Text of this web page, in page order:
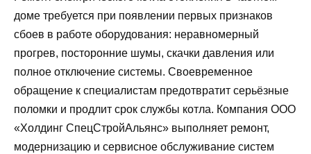
доме требуется при появлении первых признаков
сбоев в работе оборудования: неравномерный
прогрев, посторонние шумы, скачки давления или
полное отключение системы. Своевременное
обращение к специалистам предотвратит серьёзные
поломки и продлит срок службы котла. Компания ООО
«Холдинг СпецСтройАльянс» выполняет ремонт,
модернизацию и сервисное обслуживание систем